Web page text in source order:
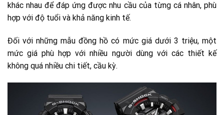
khác nhau để đáp ứng được nhu cầu của từng cá nhân, phù
hợp với độ tuổi và khả năng kinh tế.
Đối với những mẫu đồng hồ có mức giá dưới 3 triệu, một
mức giá phù hợp với nhiều người dùng với các thiết kế
không quá nhiều chi tiết, cầu kỳ.